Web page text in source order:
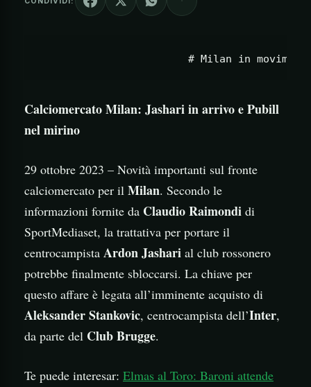
Calciomercato Milan: Jashari in arrivo e Pubill
nel mirino
29 ottobre 2023 – Novità importanti sul fronte
calciomercato per il Milan. Secondo le
informazioni fornite da Claudio Raimondi di
SportMediaset, la trattativa per portare il
centrocampista Ardon Jashari al club rossonero
potrebbe finalmente sbloccarsi. La chiave per
questo affare è legata all’imminente acquisto di
Aleksander Stankovic, centrocampista dell’Inter,
da parte del Club Brugge.
Te puede interesar: Elmas al Toro: Baroni attende